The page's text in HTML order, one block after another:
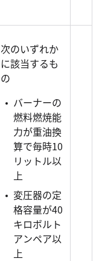
次のいずれか
に該当するも
の
バーナーの
燃料燃焼能
力が重油換
算で毎時10
リットル以
上
変圧器の定
格容量が40
キロボルト
アンペア以
上